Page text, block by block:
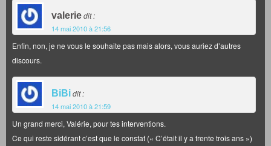
valeriedit :
14 mai 2010 à 21:56
Enfin, non, je ne vous le souhaite pas mais alors, vous auriez d’autres
discours.
BiBidit :
14 mai 2010 à 21:59
Un grand merci, Valérie, pour tes interventions.
Ce qui reste sidérant c’est que le constat (« C’était il y a trente trois ans »)